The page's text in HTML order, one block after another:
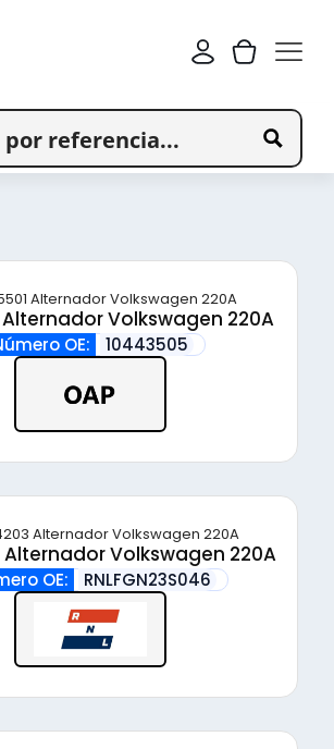
Alternador Volkswagen 220A
OE: 10443505
Alternador Volkswagen 220A
OE: RNLFGN23S046